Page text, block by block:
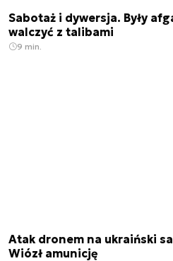
Sabotaż i dywersja. Były
walczyć z talibami
9 min.
Atak dronem na ukraiński
Wiózł amunicję